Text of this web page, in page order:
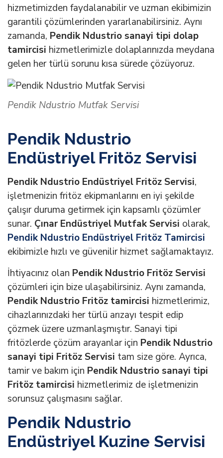
hizmetimizden faydalanabilir ve uzman ekibimizin
garantili çözümlerinden yararlanabilirsiniz. Aynı
zamanda, Pendik Ndustrio sanayi tipi dolap
tamircisi hizmetlerimizle dolaplarınızda meydana
gelen her türlü sorunu kısa sürede çözüyoruz.
Pendik Ndustrio Mutfak Servisi
Pendik Ndustrio
Endüstriyel Fritöz Servisi
Pendik Ndustrio Endüstriyel Fritöz Servisi,
işletmenizin fritöz ekipmanlarını en iyi şekilde
çalışır duruma getirmek için kapsamlı çözümler
sunar. Çınar Endüstriyel Mutfak Servisi olarak,
Pendik Ndustrio Endüstriyel Fritöz Tamircisi
ekibimizle hızlı ve güvenilir hizmet sağlamaktayız.
İhtiyacınız olan Pendik Ndustrio Fritöz Servisi
çözümleri için bize ulaşabilirsiniz. Aynı zamanda,
Pendik Ndustrio Fritöz tamircisi hizmetlerimiz,
cihazlarınızdaki her türlü arızayı tespit edip
çözmek üzere uzmanlaşmıştır. Sanayi tipi
fritözlerde çözüm arayanlar için Pendik Ndustrio
sanayi tipi Fritöz Servisi tam size göre. Ayrıca,
tamir ve bakım için Pendik Ndustrio sanayi tipi
Fritöz tamircisi hizmetlerimiz de işletmenizin
sorunsuz çalışmasını sağlar.
Pendik Ndustrio
Endüstriyel Kuzine Servisi